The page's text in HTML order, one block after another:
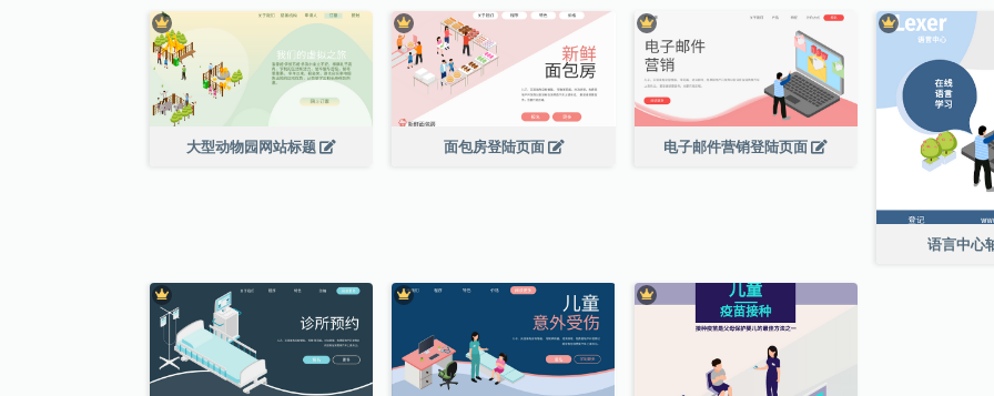
大型动物园网站标题 面包房登陆页面 电子邮件营销登陆页面
语言中心